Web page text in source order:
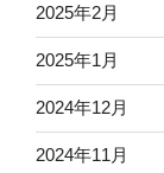
2025年2月
2025年1月
2024年12月
2024年11月